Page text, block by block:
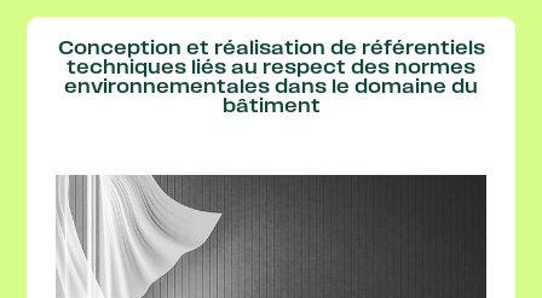
Conception et réalisation de référentiels
techniques liés au respect des normes
environnementales dans le domaine du
bâtiment